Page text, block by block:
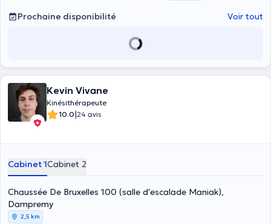
Prochaine disponibilité Voir tout
Kevin Vivane
Kinésithérapeute
10.0|24 avis
Cabinet 1Cabinet 2
Chaussée De Bruxelles 100 (salle d'escalade Maniak),
Dampremy
2,5 km